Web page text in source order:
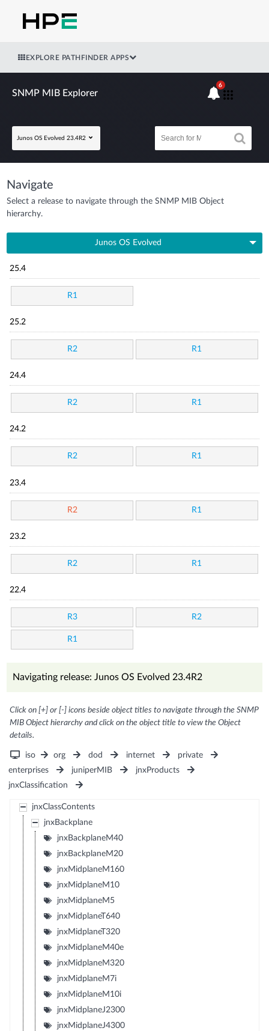
EXPLORE PATHFINDER APPS
SNMP MIB Explorer
Junos OS Evolved 23.4R2
6
Navigate
Select a release to navigate through the SNMP MIB Object
hierarchy.
Junos OS Evolved
25.4
R1
25.2
R2 R1
24.4
R2 R1
24.2
R2 R1
23.4
R2 R1
23.2
R2 R1
22.4
R3 R2
R1
Navigating release: Junos OS Evolved 23.4R2
Click on [+] or [-] icons beside object titles to navigate through the SNMP
MIB Object hierarchy and click on the object title to view the Object
details.
iso org dod internet
private
enterprises
juniperMIB
jnxProducts
jnxClassification
jnxClassContents
jnxBackplane
jnxBackplaneM40
jnxBackplaneM20
jnxMidplaneM160
jnxMidplaneM10
jnxMidplaneM5
jnxMidplaneT640
jnxMidplaneT320
jnxMidplaneM40e
jnxMidplaneM320
jnxMidplaneM7i
jnxMidplaneM10i
jnxMidplaneJ2300
jnxMidplaneJ4300